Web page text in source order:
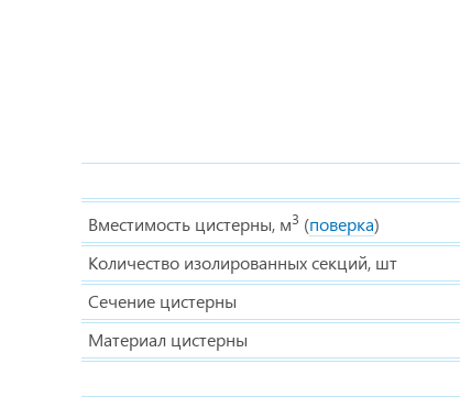
Вместимость цистерны, м3 (поверка)
Количество изолированных секций, шт
Сечение цистерны
Материал цистерны